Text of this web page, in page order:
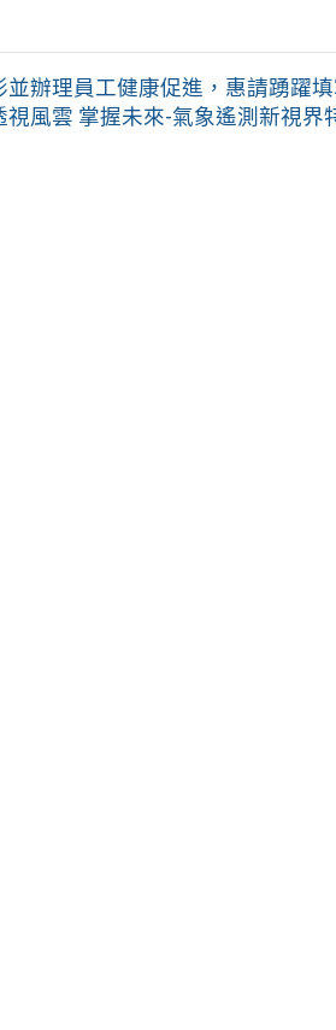
辦理員工健康促進，惠請踴躍
風雲 掌握未來-氣象遙測新視界